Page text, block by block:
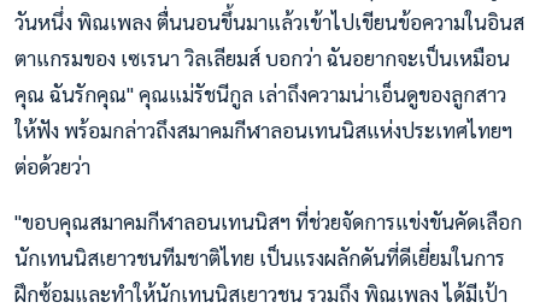
วันหนึ่ง พิณเพลง ตื่นนอนขึ้นมาแล้วเข้าไปเขียนข้อความในอินส
ตาแกรมของ เซเรนา วิลเลียมส์ บอกว่า ฉันอยากจะเป็นเหมือน
คุณ ฉันรักคุณ" คุณแม่รัชนีกูล เล่าถึงความน่าเอ็นดูของลูกสาว
ให้ฟัง พร้อมกล่าวถึงสมาคมกีฬาลอนเทนนิสแห่งประเทศไทยฯ
ต่อด้วยว่า
"ขอบคุณสมาคมกีฬาลอนเทนนิสฯ ที่ช่วยจัดการแข่งขันคัดเลือก
นักเทนนิสเยาวชนทีมชาติไทย เป็นแรงผลักดันที่ดีเยี่ยมในการ
ฝึกซ้อมและทำให้นักเทนนิสเยาวชน รวมถึง พิณเพลง ได้มีเป้า